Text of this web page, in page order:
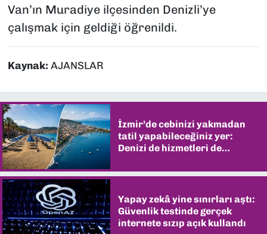
Van’ın Muradiye ilçesinden Denizli’ye
çalışmak için geldiği öğrenildi.
Kaynak: AJANSLAR
İzmir’de cebinizi yakmadan
tatil yapabileceğiniz yer:
Denizi de hizmetleri de
Yapay zekâ yine sınırları aştı:
Güvenlik testinde gerçek
internete sızıp açık kullandı